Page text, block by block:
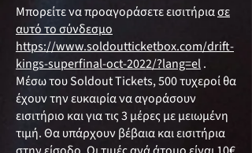
Μπορείτε να προαγοράσετε εισιτήριασε
αυτό το σύνδεσμο
https://www.soldoutticketbox.com/drift-
kings-superfinal-oct-2022/?lang=el.
Μέσω του Soldout Tickets, 500 τυχεροί θα
έχουν την ευκαιρία να αγοράσουν
εισιτήριο και για τις 3 μέρες με μειωμένη
τιμή. Θα υπάρχουν βέβαια και εισιτήρια